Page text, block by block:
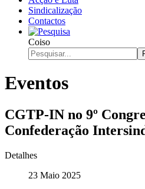
Sindicalização
Contactos
Coiso
Eventos
CGTP-IN no 9º
Confederação
Detalhes
23 Maio 2025